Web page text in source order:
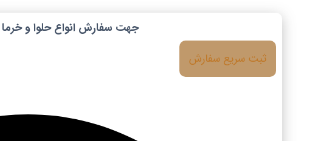
جهت سفارش انواع حلوا و
ثبت سریع سفارش